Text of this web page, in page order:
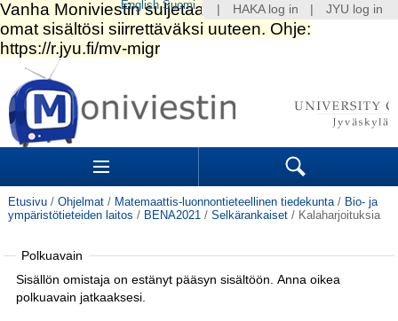
Siirry
sisältöön.
|
Siirry
navigointiin
Sections Search
Etusivu / Ohjelmat / Matemaattis-luonnontieteellinen tiedekunta / Bio- ja
ympäristötieteiden laitos / BENA2021 / Selkärankaiset / Kalaharjoituksia
Polkuavain
Sisällön omistaja on estänyt pääsyn sisältöön. Anna oikea
polkuavain jatkaaksesi.
HAKA log in JYU log in
English Suomi